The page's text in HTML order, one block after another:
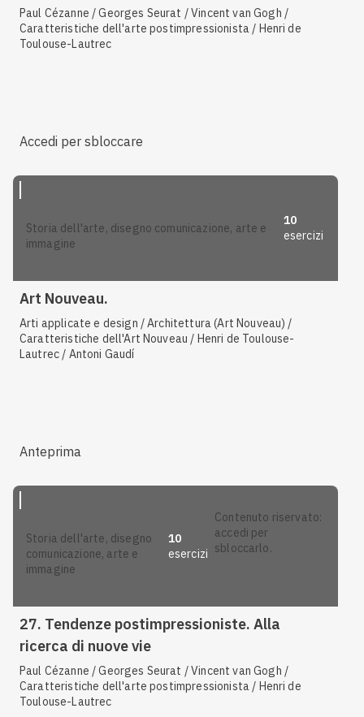
Paul Cézanne / Georges Seurat / Vincent van Gogh /
Caratteristiche dell'arte postimpressionista / Henri de
Toulouse-Lautrec
Accedi per sbloccare
storia dell'arte, disegno comunicazione, arte e
immagine
10
esercizi
Art Nouveau.
Arti applicate e design / Architettura (Art Nouveau) /
Caratteristiche dell'Art Nouveau / Henri de Toulouse-
Lautrec / Antoni Gaudí
Anteprima
storia dell'arte, disegno
comunicazione, arte e
immagine
10
esercizi
contenuto riservato:
accedi per
sbloccarlo.
27. Tendenze postimpressioniste. Alla
ricerca di nuove vie
Paul Cézanne / Georges Seurat / Vincent van Gogh /
Caratteristiche dell'arte postimpressionista / Henri de
Toulouse-Lautrec